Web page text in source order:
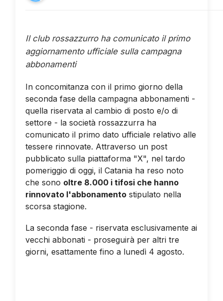
Il club rossazzurro ha comunicato il primo
aggiornamento ufficiale sulla campagna
abbonamenti
In concomitanza con il primo giorno della
seconda fase della campagna abbonamenti -
quella riservata al cambio di posto e/o di
settore - la società rossazzurra ha
comunicato il primo dato ufficiale relativo alle
tessere rinnovate. Attraverso un post
pubblicato sulla piattaforma "X", nel tardo
pomeriggio di oggi, il Catania ha reso noto
che sono oltre 8.000 i tifosi che hanno
rinnovato l'abbonamentostipulato nella
scorsa stagione.
La seconda fase - riservata esclusivamente ai
vecchi abbonati - proseguirà per altri tre
giorni, esattamente fino a lunedì 4 agosto.